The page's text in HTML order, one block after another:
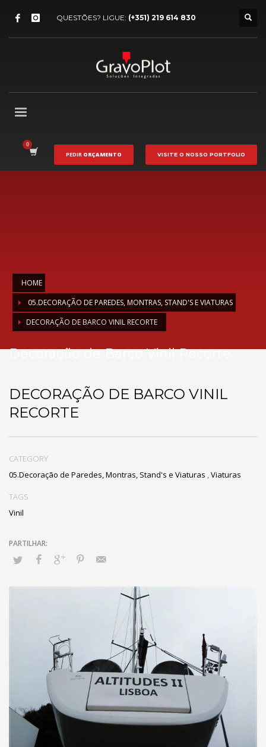
QUESTÕES? LIGUE: (+351) 219 614 830
PEDIR ORÇAMENTO VISITE O NOSSO PORTFOLIO
HOME
05.DECORAÇÃO DE PAREDES, MONTRAS, STAND'S E VIATURAS
DECORAÇÃO DE BARCO VINIL RECORTE
Decoração de Barco Vinil Recorte
DECORAÇÃO DE BARCO VINIL
RECORTE
CATEGORY
05.Decoração de Paredes, Montras, Stand's e Viaturas ,Viaturas
TAGS
Vinil